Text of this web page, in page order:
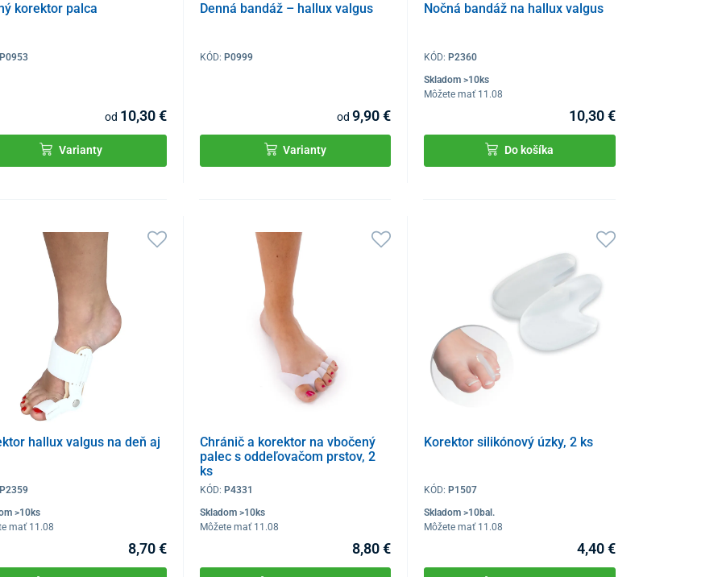
korektor palca
P0953
od 10,30 €
Varianty
Denná bandáž – hallux valgus
KÓD: P0999
od 9,90 €
Varianty
Nočná bandáž na hallux valgus
KÓD:P2360
Skladom >10ks
Môžete mať 11.08
10,30 €
Do košíka
hallux valgus na deň aj
P2359
>10ks
mať 11.08
8,70 €
Chránič a korektor na vbočený
palec s oddeľovačom prstov, 2
ks
KÓD: P4331
Skladom >10ks
Môžete mať 11.08
8,80 €
Korektor silikónový úzky, 2 ks
KÓD: P1507
Skladom >10bal.
Môžete mať 11.08
4,40 €